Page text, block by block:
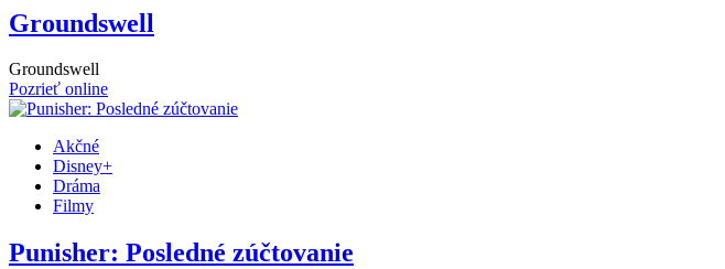
Groundswell
Groundswell
Pozrieť online
Akčné
Disney+
Dráma
Filmy
Punisher: Posledné zúčtovanie